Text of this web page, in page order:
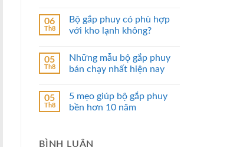
06
Th8
Bộ gắp phuy có phù hợp
với kho lạnh không?
05
Th8
Những mẫu bộ gắp phuy
bán chạy nhất hiện nay
05
Th8
5 mẹo giúp bộ gắp phuy
bền hơn 10 năm
BÌNH LUẬN